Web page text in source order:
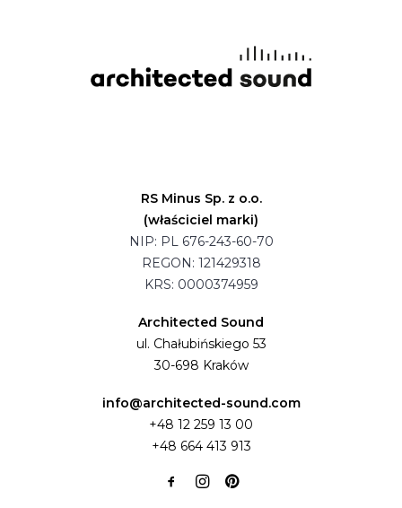
RS Minus Sp. z o.o.
(właściciel marki)
NIP: PL 676-243-60-70
REGON: 121429318
KRS: 0000374959
Architected Sound
ul. Chałubińskiego 53
30-698 Kraków
info@architected-sound.com
+48 12 259 13 00
+48 664 413 913